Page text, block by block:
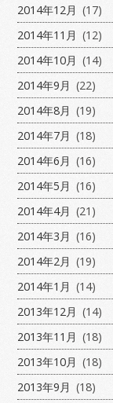
2014年12月 (17)
2014年11月 (12)
2014年10月 (14)
2014年9月 (22)
2014年8月 (19)
2014年7月 (18)
2014年6月 (16)
2014年5月 (16)
2014年4月 (21)
2014年3月 (16)
2014年2月 (19)
2014年1月 (14)
2013年12月 (14)
2013年11月 (18)
2013年10月 (18)
2013年9月 (18)